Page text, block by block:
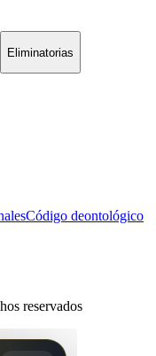
Eliminatorias
Código deontológico
reservados